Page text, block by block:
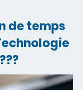
de temps